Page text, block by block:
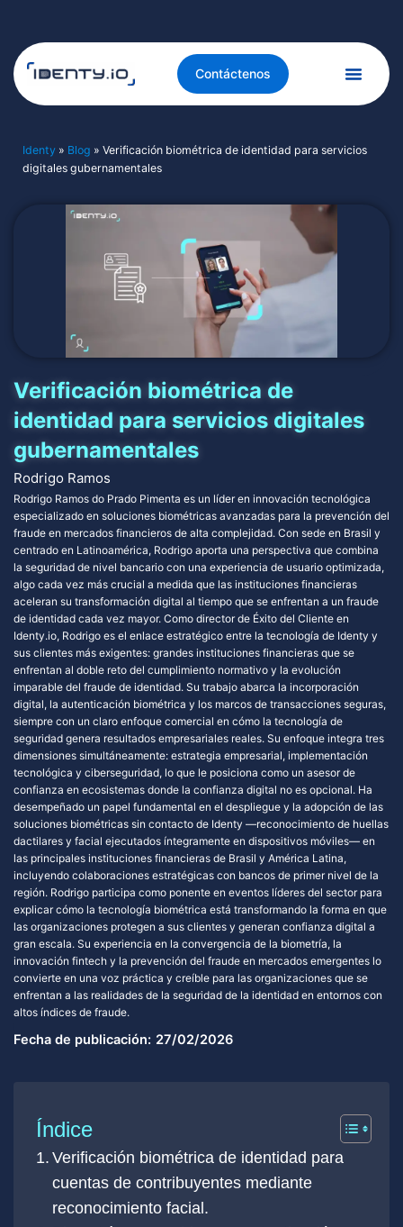
Contáctenos
Identy» Blog » Verificación biométrica de identidad para servicios
digitales gubernamentales
Fecha de publicación: 27/02/2026
Rodrigo Ramos
Rodrigo Ramos do Prado Pimenta es un líder en innovación tecnológica
especializado en soluciones biométricas avanzadas para la prevención del
fraude en mercados financieros de alta complejidad. Con sede en Brasil y
centrado en Latinoamérica, Rodrigo aporta una perspectiva que combina
la seguridad de nivel bancario con una experiencia de usuario optimizada,
algo cada vez más crucial a medida que las instituciones financieras
aceleran su transformación digital al tiempo que se enfrentan a un fraude
de identidad cada vez mayor. Como director de Éxito del Cliente en
Identy.io, Rodrigo es el enlace estratégico entre la tecnología de Identy y
sus clientes más exigentes: grandes instituciones financieras que se
enfrentan al doble reto del cumplimiento normativo y la evolución
imparable del fraude de identidad. Su trabajo abarca la incorporación
digital, la autenticación biométrica y los marcos de transacciones seguras,
siempre con un claro enfoque comercial en cómo la tecnología de
seguridad genera resultados empresariales reales. Su enfoque integra tres
dimensiones simultáneamente: estrategia empresarial, implementación
tecnológica y ciberseguridad, lo que le posiciona como un asesor de
confianza en ecosistemas donde la confianza digital no es opcional. Ha
desempeñado un papel fundamental en el despliegue y la adopción de las
soluciones biométricas sin contacto de Identy —reconocimiento de huellas
dactilares y facial ejecutados íntegramente en dispositivos móviles— en
las principales instituciones financieras de Brasil y América Latina,
incluyendo colaboraciones estratégicas con bancos de primer nivel de la
región. Rodrigo participa como ponente en eventos líderes del sector para
explicar cómo la tecnología biométrica está transformando la forma en que
las organizaciones protegen a sus clientes y generan confianza digital a
gran escala. Su experiencia en la convergencia de la biometría, la
innovación fintech y la prevención del fraude en mercados emergentes lo
convierte en una voz práctica y creíble para las organizaciones que se
enfrentan a las realidades de la seguridad de la identidad en entornos con
altos índices de fraude.
Verificación biométrica de
identidad para servicios digitales
gubernamentales
Índice
Verificación biométrica de identidad para
cuentas de contribuyentes mediante
reconocimiento facial.